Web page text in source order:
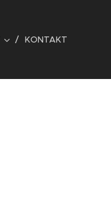
KONTAKT